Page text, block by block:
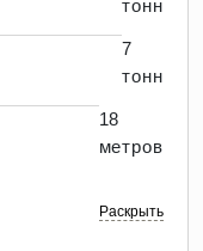
тонн
7
тонн
18
метров
Раскрыть